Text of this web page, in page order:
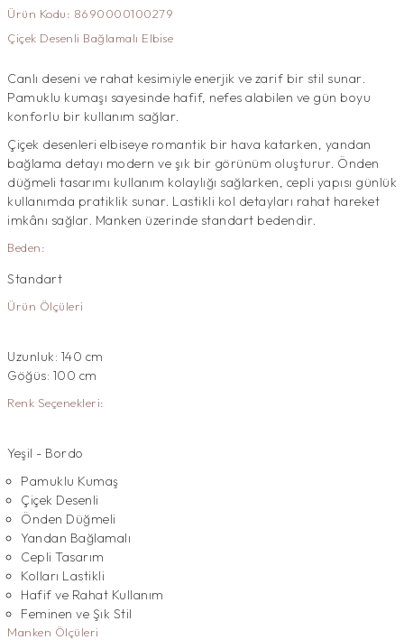
Ürün Kodu: 8690000100279
Çiçek Desenli Bağlamalı Elbise
Canlı deseni ve rahat kesimiyle enerjik ve zarif bir stil sunar.
Pamuklu kumaşı sayesinde hafif, nefes alabilen ve gün boyu
konforlu bir kullanım sağlar.
Çiçek desenleri elbiseye romantik bir hava katarken, yandan
bağlama detayı modern ve şık bir görünüm oluşturur. Önden
düğmeli tasarımı kullanım kolaylığı sağlarken, cepli yapısı günlük
kullanımda pratiklik sunar. Lastikli kol detayları rahat hareket
imkânı sağlar. Manken üzerinde standart bedendir.
Beden:
Standart
Ürün Ölçüleri
Uzunluk: 140 cm
Göğüs: 100 cm
Renk Seçenekleri:
Yeşil - Bordo
Pamuklu Kumaş
Çiçek Desenli
Önden Düğmeli
Yandan Bağlamalı
Cepli Tasarım
Kolları Lastikli
Hafif ve Rahat Kullanım
Feminen ve Şık Stil
Manken Ölçüleri